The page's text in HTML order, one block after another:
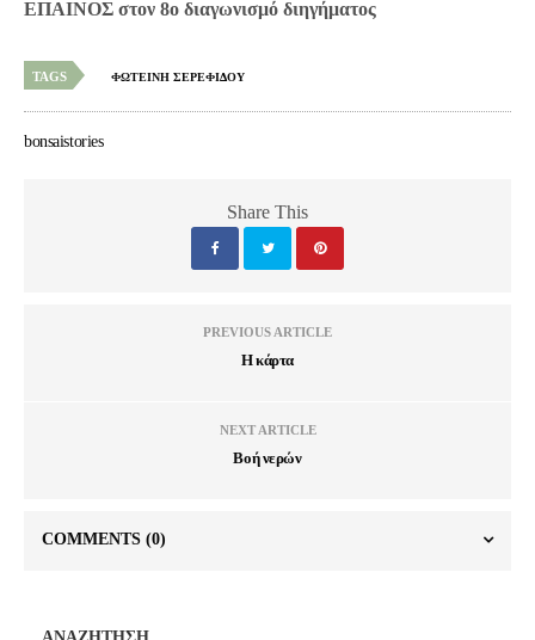
ΕΠΑΙΝΟΣ στον 8ο διαγωνισμό διηγήματος
TAGS ΦΩΤΕΙΝΗ ΣΕΡΕΦΙΔΟΥ
bonsaistories
Share This
PREVIOUS ARTICLE
Η κάρτα
NEXT ARTICLE
Βοή νερών
COMMENTS (0)